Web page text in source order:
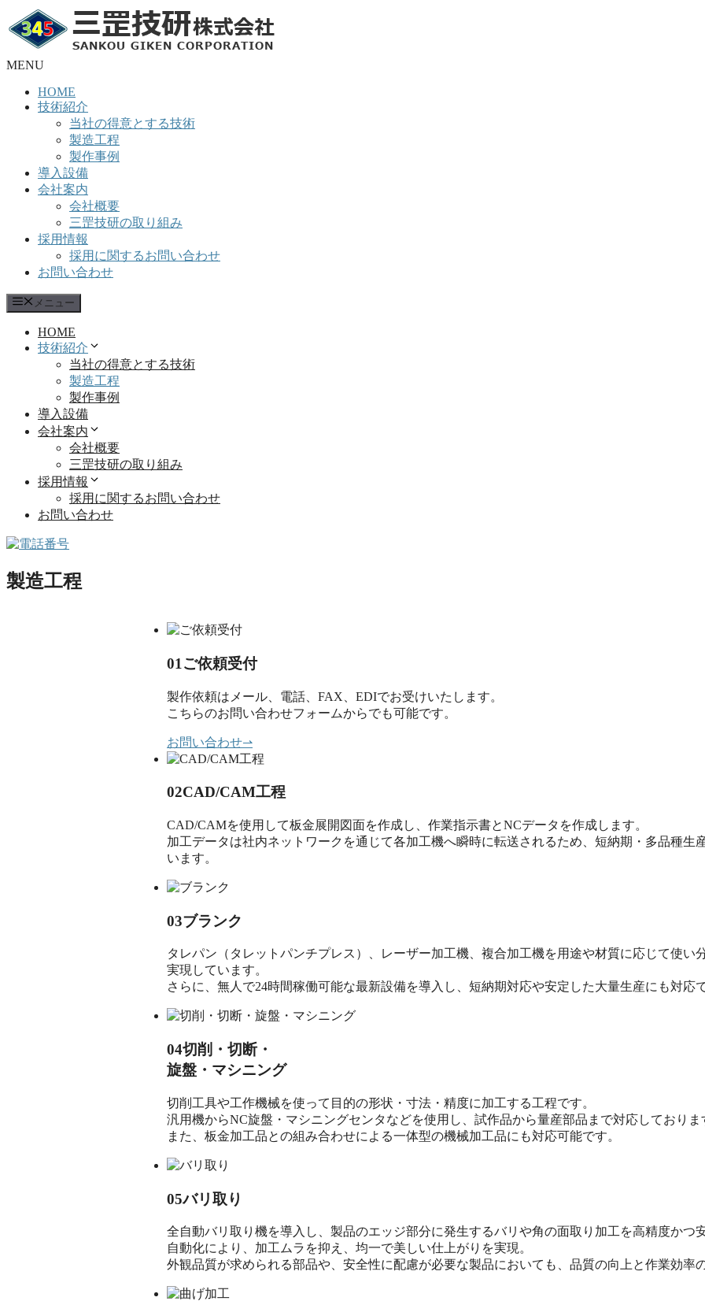
ン
ン
MENU
HOME
技術紹介
当社の得意とする技術
製造工程
製作事例
導入設備
会社案内
会社概要
三罡技研の取り組み
採用情報
採用に関するお問い合わせ
お問い合わせ
メニュー
HOME
技術紹介
当社の得意とする技術
製造工程
製作事例
導入設備
会社案内
会社概要
三罡技研の取り組み
採用情報
採用に関するお問い合わせ
お問い合わせ
製造工程
01 ご依頼受付
製作依頼はメール、電話、FAX、EDIでお受けいたします。
こちらのお問い合わせフォームからでも可能です。
お問い合わせ⇀
02CAD/CAM工程
CAD/CAMを使用して板金展開図面を作成し、作業指示書とNCデータを作成します。
加工データは社内ネットワークを通じて各加工機へ瞬時に転送されるため、短納期・多品種生
います。
03ブランク
タレパン（タレットパンチプレス）、レーザー加工機、複合加工機を用途や材質に応じて使い
実現しています。
さらに、無人で24時間稼働可能な最新設備を導入し、短納期対応や安定した大量生産にも対応
04切削・切断・
旋盤・マシニング
切削工具や工作機械を使って目的の形状・寸法・精度に加工する工程です。
汎用機からNC旋盤・マシニングセンタなどを使用し、試作品から量産部品まで対応しておりま
また、板金加工品との組み合わせによる一体型の機械加工品にも対応可能です。
05バリ取り
全自動バリ取り機を導入し、製品のエッジ部分に発生するバリや角の面取り加工を高精度かつ
自動化により、加工ムラを抑え、均一で美しい仕上がりを実現。
外観品質が求められる部品や、安全性に配慮が必要な製品においても、品質の向上と作業効率